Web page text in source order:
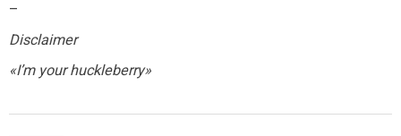
–
Disclaimer
«I’m your huckleberry»